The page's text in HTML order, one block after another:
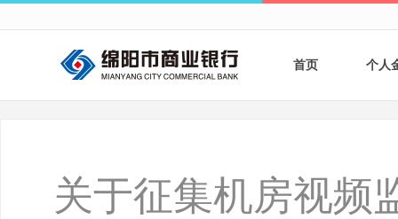
首页 个人
银
关于征集机房视频